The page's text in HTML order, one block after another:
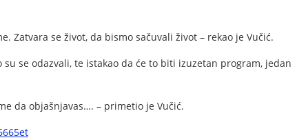
Zatvara se život, da bismo sačuvali život – rekao je Vučić.
su se odazvali, te istakao da će to biti izuzetan program, jedan
da objašnjavas…. – primetio je Vučić.